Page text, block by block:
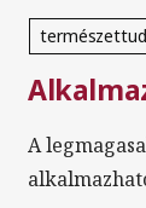
nappali
A